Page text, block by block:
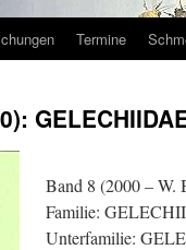
Termine
Band 8 (2000 – W.
Familie:
Unterfamilie: